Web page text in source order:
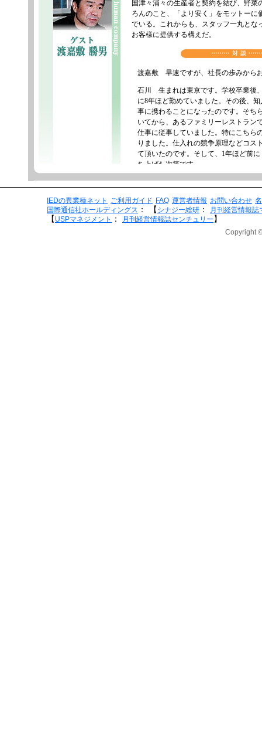
IEDの異業種ネット ご利用ガイド FAQ 運営者情報 お問い合わせ
国際通信社ホールディングス ： 【 シナジー総研 ： 月刊経営情報誌
【 USPマネジメント ： 月刊経営情報誌センチュリー 】
Copyright